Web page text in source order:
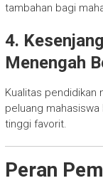
tambahan bagi
4.
Menengah
Kualitas pendidikan
peluang
tinggi favorit.
Peran